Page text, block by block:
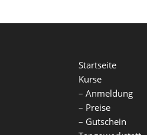
Startseite
Kurse
– Anmeldung
– Preise
– Gutschein